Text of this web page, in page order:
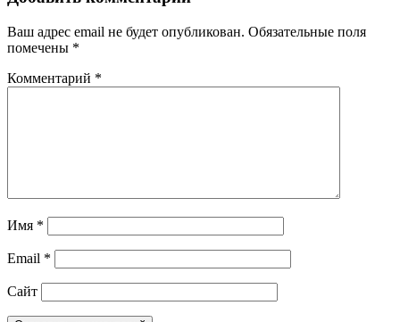
Ваш адрес email не будет опубликован. Обязательные поля
помечены *
Комментарий *
Имя *
Email *
Сайт